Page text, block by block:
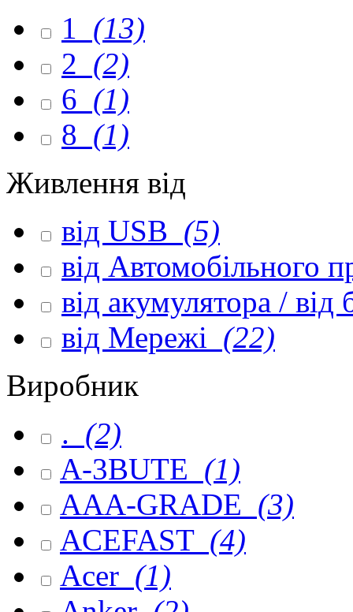
1 (13)
2 (2)
6 (1)
8 (1)
Живлення від
від USB (5)
від Автомобільного
від акумулятора / від
від Мережі (22)
Виробник
. (2)
A-3BUTE (1)
AAA-GRADE (3)
ACEFAST (4)
Acer (1)